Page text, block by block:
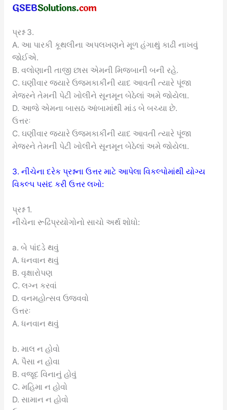
પ્રશ્ન 3.
A. આ પારકી કૂથલીના અપલખણને મૂળ હંગાથું કાઢી નાખવું
જોઈએ.
B. વલોણાની તાજી છાસ એમની મિજબાની બની રહે.
C. ઘણીવાર જ્યારે ઉજમકાકીની યાદ આવતી ત્યારે પૂંજા
મેજરને તેમની પેટી ખોલીને સૂનમૂન બેઠેલાં અમે જોયેલા.
D. આજે એમના બાસઠ આંબામાંથી માંડ બે બચ્યા છે.
ઉત્તરઃ
C. ઘણીવાર જ્યારે ઉજમકાકીની યાદ આવતી ત્યારે પૂંજા
મેજરને તેમની પેટી ખોલીને સૂનમૂન બેઠેલાં અમે જોયેલા.
3. નીચેના દરેક પ્રશ્નના ઉત્તર માટે આપેલા વિકલ્પોમાંથી યોગ્ય
વિકલ્પ પસંદ કરી ઉત્તર લખો:
પ્રશ્ન 1.
નીચેના રૂઢિપ્રયોગોનો સાચો અર્થ શોધો:
a. બે પાંદડે થવું
A. ધનવાન થવું
B. વૃક્ષારોપણ
C. લગ્ન કરવાં
D. વનમહોત્સવ ઉજવવો
ઉત્તરઃ
A. ધનવાન થવું
b. માલ ન હોવો
A. પૈસા ન હોવા
B. વજૂદ વિનાનું હોવું
C. મહિમા ન હોવો
D. સામાન ન હોવો